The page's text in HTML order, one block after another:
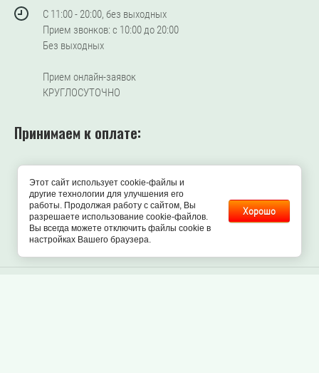
С 11:00 - 20:00, без выходных
Прием звонков: с 10:00 до 20:00
Без выходных
Прием онлайн-заявок
КРУГЛОСУТОЧНО
Принимаем к оплате:
Этот сайт использует cookie-файлы и
другие технологии для улучшения его
работы. Продолжая работу с сайтом, Вы
разрешаете использование cookie-файлов.
Вы всегда можете отключить файлы cookie в
настройках Вашего браузера.
Хорошо